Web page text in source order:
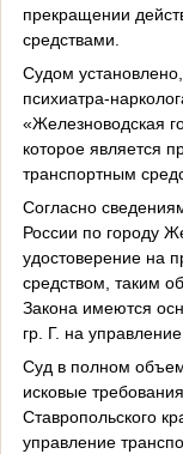
прекращении
средствами.
Судом
психиатра-
«Железноводская
которое является
транспортным
Согласно
России по городу
удостоверение на
средством, таким
Закона имеются
гр. Г. на
Суд в полном
исковые
Ставропольского
управление